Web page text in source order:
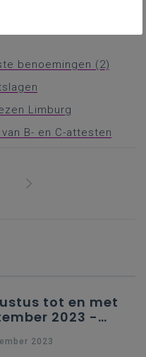
benoemingen (2)
Limburg
B- en C-attesten
tot en met
2023 -
2023